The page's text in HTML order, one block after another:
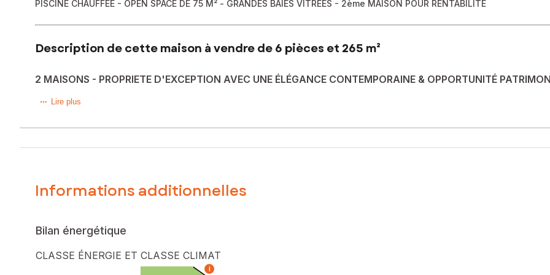
PISCINE CHAUFFEE - OPEN SPACE DE 75 M² - GRANDES BAIES VITREES - 2ème MAISON POUR RENTABILITÉ
Description de cette maison à vendre de 6 pièces et 265 m²
2 MAISONS - PROPRIETE D'EXCEPTION AVEC UNE ÉLÉGANCE CONTEMPORAINE & OPPORTUNITÉ
Dans un environnement privilégié à 5 mn de Oisy, à l’abri des regards, découvrez cette propriété rare sur le secteur,
Dès l’entrée, les volumes impressionnent. La lumière naturelle sublime chaque espace.
De larges baies vitrées prolongent cet espace vers l’extérieur, créant une continuité dedans/dehors remarquable.
Une salle de bains complète avec baignoire et douche
Un cellier/chaufferie
À l’étage :
Trois chambres spacieuses dont une avec dressing
Lire plus
Informations additionnelles
Bilan énergétique
CLASSE ÉNERGIE ET CLASSE CLIMAT
i